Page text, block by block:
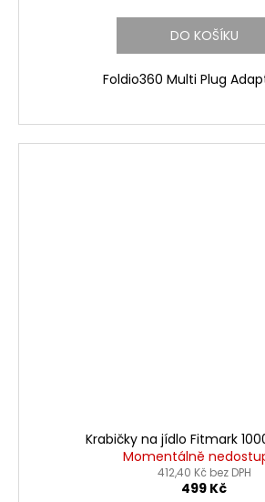
DO KOŠÍKU
Foldio360 Multi Plug
Krabičky na jídlo Fitmark
Momentálně
412,40 Kč bez DPH
499 Kč